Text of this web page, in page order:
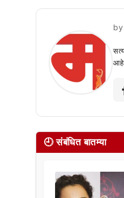
by
🕘 संबंधित बातम्या